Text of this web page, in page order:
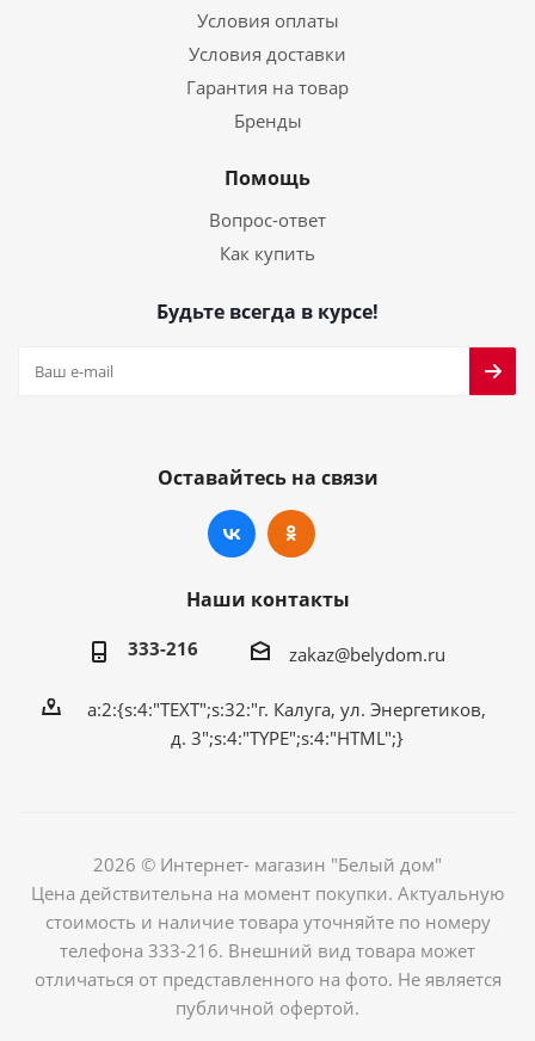
Условия оплаты
Условия доставки
Гарантия на товар
Бренды
Помощь
Вопрос-ответ
Как купить
Будьте всегда в курсе!
Оставайтесь на связи
Наши контакты
333-216 zakaz@belydom.ru
a:2:{s:4:"TEXT";s:32:"г. Калуга, ул. Энергетиков,
д. 3";s:4:"TYPE";s:4:"HTML";}
2026 © Интернет- магазин "Белый дом"
Цена действительна на момент покупки. Актуальную
стоимость и наличие товара уточняйте по номеру
телефона 333-216. Внешний вид товара может
отличаться от представленного на фото. Не является
публичной офертой.